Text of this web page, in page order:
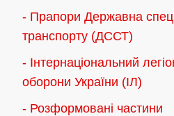
- Прапори Державна
транспорту (ДССТ)
- Інтернаціональний
оборони України (ІЛ)
- Розформовані частини